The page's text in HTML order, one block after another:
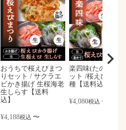
おうちで桜えびまつ
りセット / サクラエ
ビかき揚げ 生桜海老
生しらす【送料
込】
¥4,188税込 〜
楽四味(たのしみ)
ット /桜えび しら
種【送料込】
¥4,080税込 〜